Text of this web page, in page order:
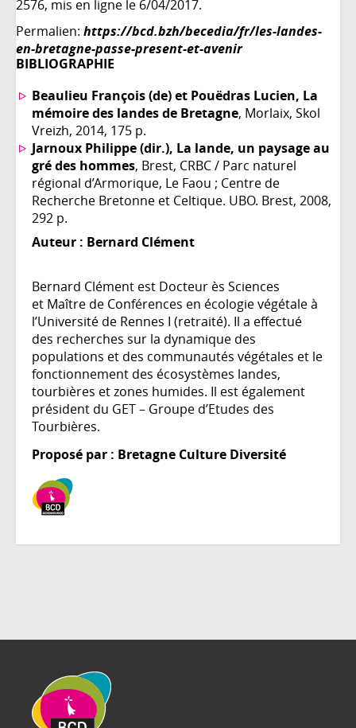
2576, mis en ligne le 6/04/2017.
Permalien: https://bcd.bzh/becedia/fr/les-landes-
en-bretagne-passe-present-et-avenir
BIBLIOGRAPHIE
Beaulieu François (de) et Pouëdras Lucien, La
mémoire des landes de Bretagne, Morlaix, Skol
Vreizh, 2014, 175 p.
Jarnoux Philippe (dir.), La lande, un paysage au
gré des hommes, Brest, CRBC / Parc naturel
régional d’Armorique, Le Faou ; Centre de
Recherche Bretonne et Celtique. UBO. Brest, 2008,
292 p.
Auteur : Bernard Clément
Bernard Clément est Docteur ès Sciences
et Maître de Conférences en écologie végétale à
l’Université de Rennes I (retraité). Il a effectué
des recherches sur la dynamique des
populations et des communautés végétales et le
fonctionnement des écosystèmes landes,
tourbières et zones humides. Il est également
président du GET – Groupe d’Etudes des
Tourbières.
Proposé par : Bretagne Culture Diversité